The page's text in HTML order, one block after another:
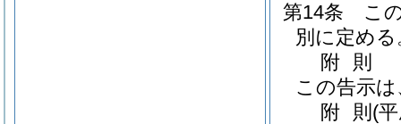
第14条
こ
別に定める
附 則
この告示
附 則 (